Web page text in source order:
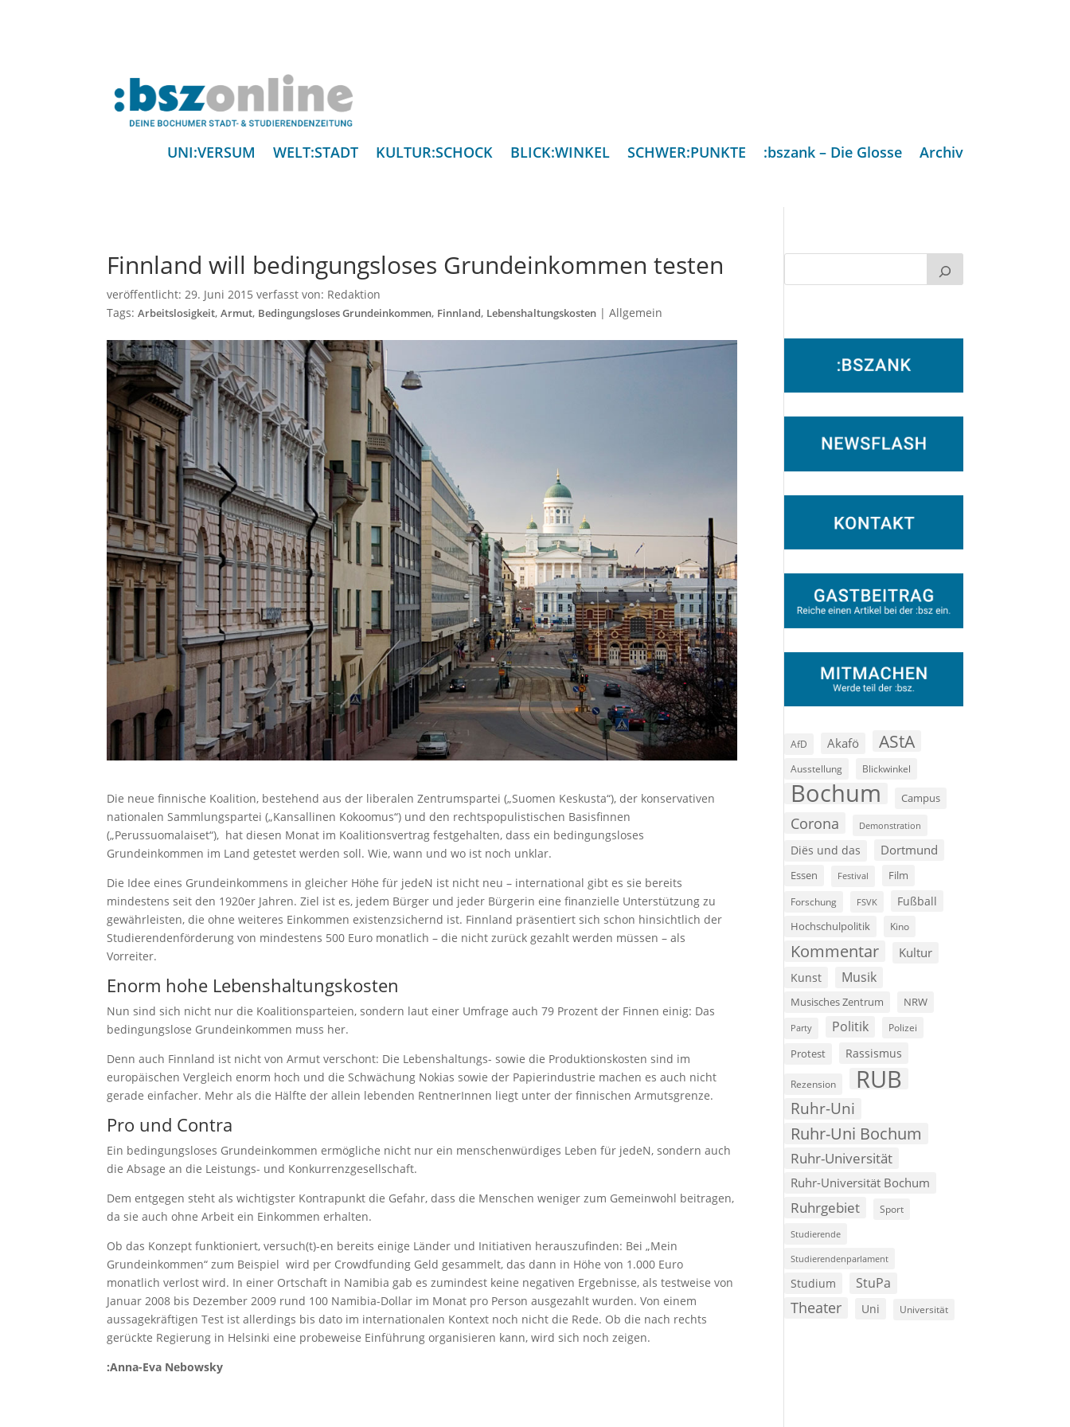
UNI:VERSUM WELT:STADT KULTUR:SCHOCK BLICK:WINKEL SCHWER:PUNKTE :bszank – Die Glosse Archiv
Finnland will bedingungsloses Grundeinkommen testen
veröffentlicht:29. Juni 2015 verfasst von: Redaktion
Tags:Arbeitslosigkeit,Armut, Bedingungsloses Grundeinkommen, Finnland, Lebenshaltungskosten |Allgemein
Die neue finnische Koalition, bestehend aus der liberalen Zentrumspartei („Suomen Keskusta“), der konservativen
nationalen Sammlungspartei („Kansallinen Kokoomus“) und den rechtspopulistischen Basisfinnen
(„Perussuomalaiset“), hat diesen Monat im Koalitionsvertrag festgehalten, dass ein bedingungsloses
Grundeinkommen im Land getestet werden soll. Wie, wann und wo ist noch unklar.
Die Idee eines Grundeinkommens in gleicher Höhe für jedeN ist nicht neu – international gibt es sie bereits
mindestens seit den 1920er Jahren. Ziel ist es, jedem Bürger und jeder Bürgerin eine finanzielle Unterstützung zu
gewährleisten, die ohne weiteres Einkommen existenzsichernd ist. Finnland präsentiert sich schon hinsichtlich der
Studierendenförderung von mindestens 500 Euro monatlich – die nicht zurück gezahlt werden müssen – als
Vorreiter.
Enorm hohe Lebenshaltungskosten
Nun sind sich nicht nur die Koalitionsparteien, sondern laut einer Umfrage auch 79 Prozent der Finnen einig: Das
bedingungslose Grundeinkommen muss her.
Denn auch Finnland ist nicht von Armut verschont: Die Lebenshaltungs- sowie die Produktionskosten sind im
europäischen Vergleich enorm hoch und die Schwächung Nokias sowie der Papierindustrie machen es auch nicht
gerade einfacher. Mehr als die Hälfte der allein lebenden RentnerInnen liegt unter der finnischen Armutsgrenze.
Pro und Contra
Ein bedingungsloses Grundeinkommen ermögliche nicht nur ein menschenwürdiges Leben für jedeN, sondern auch
die Absage an die Leistungs- und Konkurrenzgesellschaft.
Dem entgegen steht als wichtigster Kontrapunkt die Gefahr, dass die Menschen weniger zum Gemeinwohl beitragen,
da sie auch ohne Arbeit ein Einkommen erhalten.
Ob das Konzept funktioniert, versuch(t)-en bereits einige Länder und Initiativen herauszufinden: Bei „Mein
Grundeinkommen“ zum Beispiel wird per Crowdfunding Geld gesammelt, das dann in Höhe von 1.000 Euro
monatlich verlost wird. In einer Ortschaft in Namibia gab es zumindest keine negativen Ergebnisse, als testweise von
Januar 2008 bis Dezember 2009 rund 100 Namibia-Dollar im Monat pro Person ausgezahlt wurden. Von einem
aussagekräftigen Test ist allerdings bis dato im internationalen Kontext noch nicht die Rede. Ob die nach rechts
gerückte Regierung in Helsinki eine probeweise Einführung organisieren kann, wird sich noch zeigen.
:Anna-Eva Nebowsky
AfD Akafö AStA
Ausstellung Blickwinkel
Bochum Campus
Corona Demonstration
Diës und das Dortmund
Essen Festival Film
Forschung FSVK Fußball
Hochschulpolitik Kino
Kommentar Kultur
Kunst Musik
Musisches Zentrum NRW
Party Politik Polizei
Protest Rassismus
Rezension RUB
Ruhr-Uni
Ruhr-Uni Bochum
Ruhr-Universität
Ruhr-Universität Bochum
Ruhrgebiet Sport
Studierende
Studierendenparlament
Studium StuPa
Theater Uni Universität